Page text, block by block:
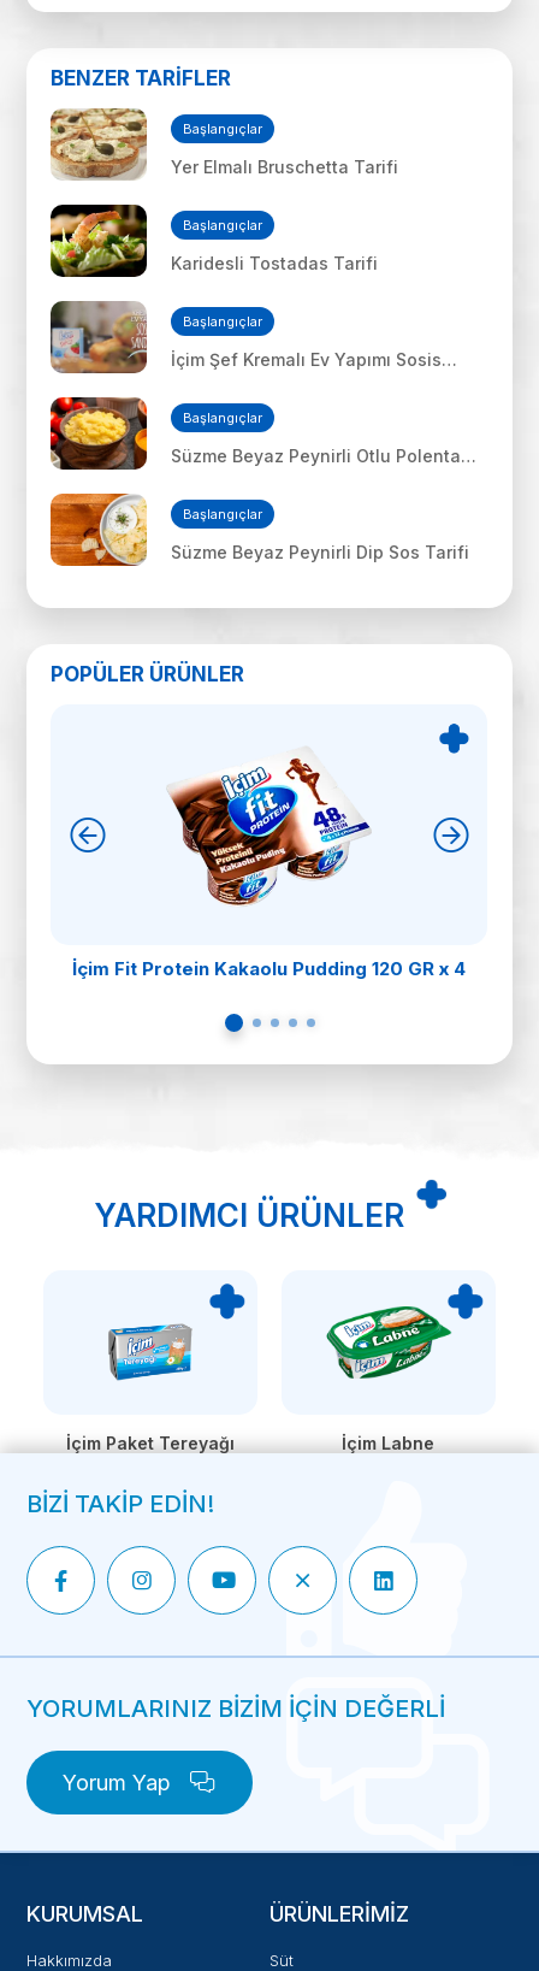
BENZER TARİFLER
Başlangıçlar
Yer Elmalı Bruschetta Tarifi
Başlangıçlar
Karidesli Tostadas Tarifi
Başlangıçlar
İçim Şef Kremalı Ev Yapımı Sosis
Başlangıçlar
Süzme Beyaz Peynirli Otlu Polenta
Başlangıçlar
Süzme Beyaz Peynirli Dip Sos Tarifi
POPÜLER ÜRÜNLER
İçim Fit Protein Kakaolu Pudding 120 GR x 4
YARDIMCI ÜRÜNLER
İçim Labne İçim Paket Tereyağı
BİZİ TAKİP EDİN!
YORUMLARINIZ BİZİM İÇİN DEĞERLİ
Yorum Yap
KURUMSAL
Hakkımızda
ÜRÜNLERIMIZ
Süt